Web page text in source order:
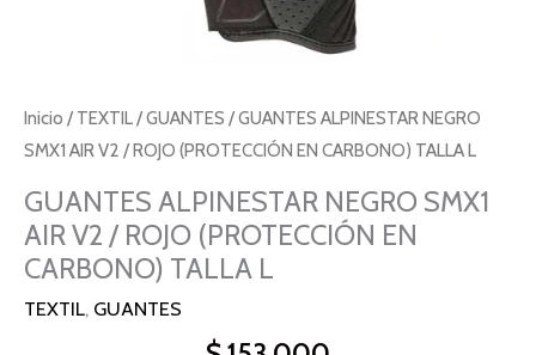
Inicio / TEXTIL/GUANTES / GUANTES ALPINESTAR NEGRO
SMX1 AIR V2 / ROJO (PROTECCIÓN EN CARBONO) TALLA L
GUANTES ALPINESTAR NEGRO SMX1
AIR V2 / ROJO (PROTECCIÓN EN
CARBONO) TALLA L
TEXTIL, GUANTES